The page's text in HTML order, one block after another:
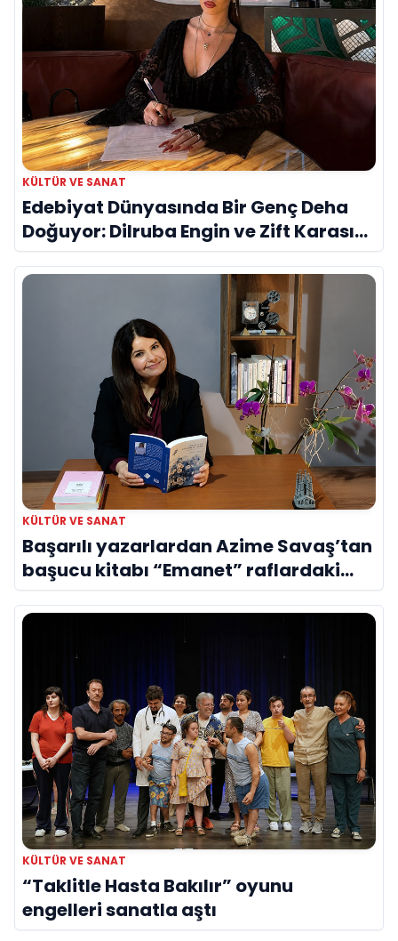
KÜLTÜR VE SANAT
Edebiyat Dünyasında Bir Genç Deha
Doğuyor: Dilruba Engin ve Zift Karası
Evreni ‘AVENOİR’
KÜLTÜR VE SANAT
Başarılı yazarlardan Azime Savaş’tan
başucu kitabı “Emanet” raflardaki
yerini aldı
KÜLTÜR VE SANAT
“Taklitle Hasta Bakılır” oyunu
engelleri sanatla aştı